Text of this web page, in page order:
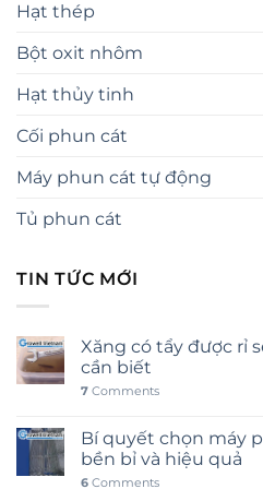
Hạt thép
Bột oxit nhôm
Hạt thủy tinh
Cối phun cát
Máy phun cát tự động
Tủ phun cát
TIN TỨC MỚI
Xăng có tẩy được rỉ
cần biết
7 Comments
Bí quyết chọn máy
bền bỉ và hiệu quả
6 Comments